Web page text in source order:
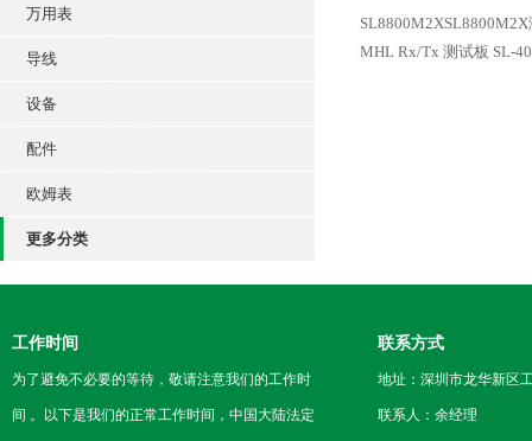
万用表
导线
设备
配件
欧姆表
更多分类
MHL Rx/Tx 测试板 SL-
工作时间
为了避免不必要的等待，敬请注意我们的工作时
间 。以下是我们的正常工作时间，中国大陆法定
联系方式
地址：深圳市龙华新区
联系人：余经理